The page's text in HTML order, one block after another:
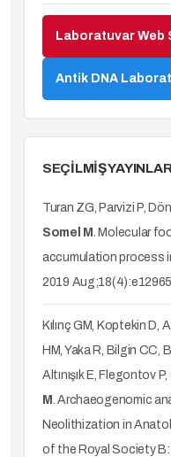
Laboratuvar Web
Antik DNA
SEÇİLMİŞ
Turan ZG, Parvizi P,
Somel M. Molecular
accumulation process
2019
Kılınç GM, Koptekin D,
HM, Yaka R, Bilgin CC,
Altınışık E, Flegontov
M . Archaeogenomic
Neolithization in
of the Royal Society